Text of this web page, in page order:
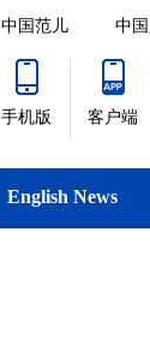
中国范儿 中
手机版 客户端
English News